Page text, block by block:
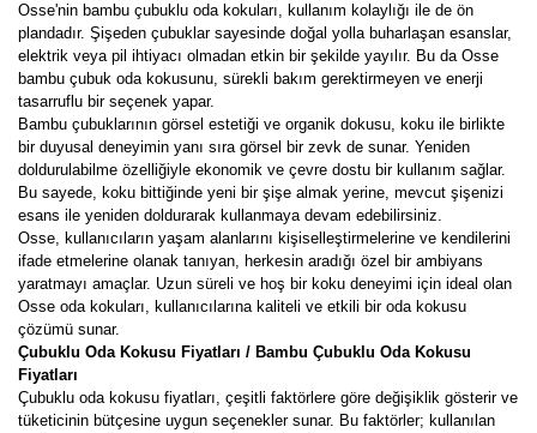
Osse'nin bambu çubuklu oda kokuları, kullanım kolaylığı ile de ön
plandadır. Şişeden çubuklar sayesinde doğal yolla buharlaşan esanslar,
elektrik veya pil ihtiyacı olmadan etkin bir şekilde yayılır. Bu da Osse
bambu çubuk oda kokusunu, sürekli bakım gerektirmeyen ve enerji
tasarruflu bir seçenek yapar.
Bambu çubuklarının görsel estetiği ve organik dokusu, koku ile birlikte
bir duyusal deneyimin yanı sıra görsel bir zevk de sunar. Yeniden
doldurulabilme özelliğiyle ekonomik ve çevre dostu bir kullanım sağlar.
Bu sayede, koku bittiğinde yeni bir şişe almak yerine, mevcut şişenizi
esans ile yeniden doldurarak kullanmaya devam edebilirsiniz.
Osse, kullanıcıların yaşam alanlarını kişiselleştirmelerine ve kendilerini
ifade etmelerine olanak tanıyan, herkesin aradığı özel bir ambiyans
yaratmayı amaçlar. Uzun süreli ve hoş bir koku deneyimi için ideal olan
Osse oda kokuları, kullanıcılarına kaliteli ve etkili bir oda kokusu
çözümü sunar.
Çubuklu Oda Kokusu Fiyatları / Bambu Çubuklu Oda Kokusu
Fiyatları
Çubuklu oda kokusu fiyatları, çeşitli faktörlere göre değişiklik gösterir ve
tüketicinin bütçesine uygun seçenekler sunar. Bu faktörler; kullanılan